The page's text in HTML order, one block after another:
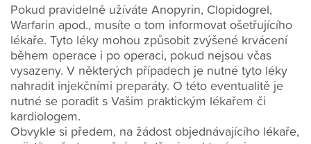
Pokud pravidelně užíváte Anopyrin, Clopidogrel,
Warfarin apod., musíte o tom informovat ošetřujícího
lékaře. Tyto léky mohou způsobit zvýšené krvácení
během operace i po operaci, pokud nejsou včas
vysazeny. V některých případech je nutné tyto léky
nahradit injekčními preparáty. O této eventualitě je
nutné se poradit s Vašim praktickým lékařem či
kardiologem.
Obvykle si předem, na žádost objednávajícího lékaře,